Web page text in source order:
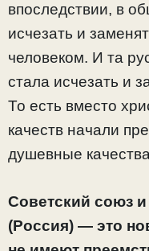
впоследствии, в
исчезать и
человеком. И та
стала исчезать и
То есть вместо
качеств начали
душевные
Советский союз
(Россия) — это